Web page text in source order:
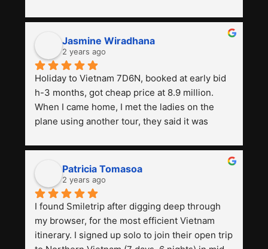
compared to the previous ones we've used.
Jasmine Wiradhana
2 years ago
Holiday to Vietnam 7D6N, booked at early bid
h-3 months, got cheap price at 8.9 million.
When I came home, I met the ladies on the
plane using another tour, they said it was
tourist attractions and facilities are all the
same. The smile trip is really worth it, the
guide is helpful, humble and friendly. Next, I
want to try another trip, Smiletrip. Thank you
Patricia Tomasoa
2 years ago
I found Smiletrip after digging deep through
my browser, for the most efficient Vietnam
itinerary. I signed up solo to join their open trip